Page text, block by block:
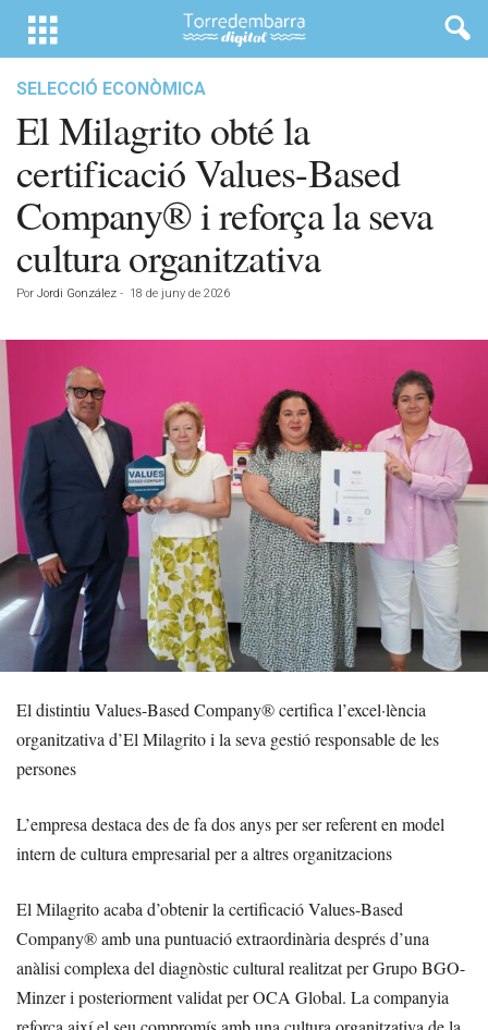
SELECCIÓ ECONÒMICA
El Milagrito obté la
certificació Values-Based
Company® i reforça la seva
cultura organitzativa
Por Jordi González - 18 de juny de 2026
El distintiu Values-Based Company® certifica l’excel·lència
organitzativa d’El Milagrito i la seva gestió responsable de les
persones
L’empresa destaca des de fa dos anys per ser referent en model
intern de cultura empresarial per a altres organitzacions
El Milagrito acaba d’obtenir la certificació Values-Based
Company® amb una puntuació extraordinària després d’una
anàlisi complexa del diagnòstic cultural realitzat per Grupo BGO-
Minzer i posteriorment validat per OCA Global. La companyia